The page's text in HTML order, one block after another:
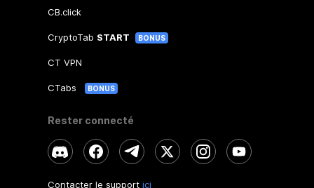
CB.click
CryptoTab START BONUS
CT VPN
CTabs BONUS
Rester connecté
Contacter le support ici